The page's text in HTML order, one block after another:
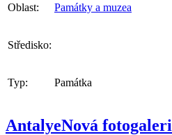
Oblast: Památky a muzea
Středisko:
Typ: Památka
AntalyeNová